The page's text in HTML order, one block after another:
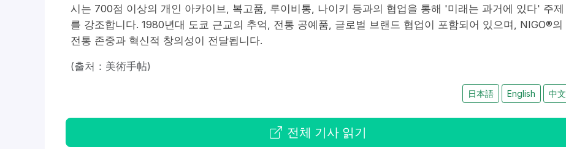
시는 700점 이상의 개인 아카이브, 복고품, 루이비통, 나이키 등과의 협업을 통해 '미래는 과거에 있다' 주제
를 강조합니다. 1980년대 도쿄 근교의 추억, 전통 공예품, 글로벌 브랜드 협업이 포함되어 있으며, NIGO®의
전통 존중과 혁신적 창의성이 전달됩니다.
(출처：美術手帖)
日本語 English 中文
전체 기사 읽기